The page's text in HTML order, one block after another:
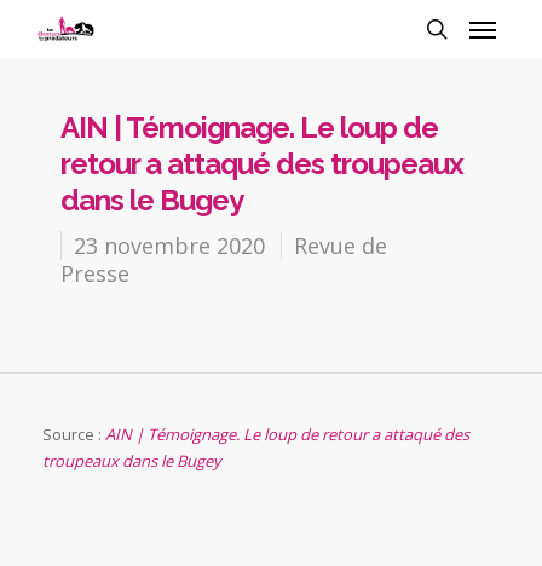
AIN | Témoignage. Le loup de
retour a attaqué des troupeaux
dans le Bugey
23 novembre 2020
Revue de
Presse
Source :AIN | Témoignage. Le loup de retour a attaqué des
troupeaux dans le Bugey